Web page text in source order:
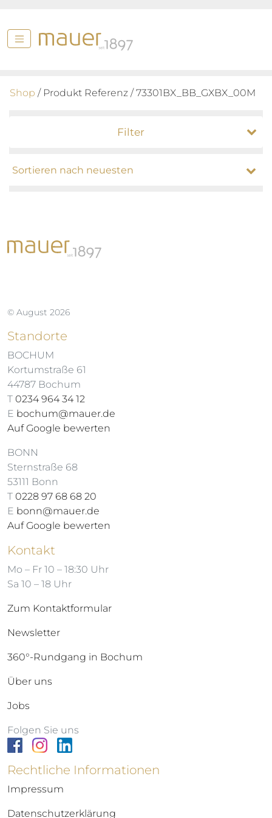
Shop / Produkt Referenz / 73301BX_BB_GXBX_00M
Filter
© August 2026
Standorte
BOCHUM
Kortumstraße 61
44787 Bochum
T 0234 964 34 12
E bochum@mauer.de
Auf Google bewerten
BONN
Sternstraße 68
53111 Bonn
T 0228 97 68 68 20
E bonn@mauer.de
Auf Google bewerten
Kontakt
Mo – Fr 10 – 18:30 Uhr
Sa 10 – 18 Uhr
Zum Kontaktformular
Newsletter
360°-Rundgang in Bochum
Über uns
Jobs
Folgen Sie uns
Rechtliche Informationen
Impressum
Datenschutzerklärung